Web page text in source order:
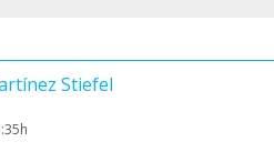
Stiefel